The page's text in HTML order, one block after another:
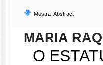
Mostrar Abstract
MARIA
O